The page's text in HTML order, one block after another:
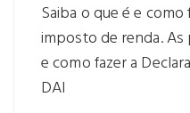
Saiba o que é e
imposto de renda.
e como fazer a
DAI